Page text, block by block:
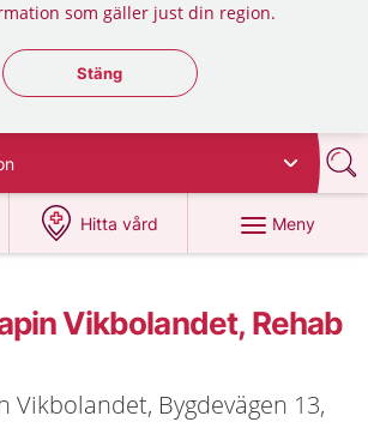
som gäller just din region.
Stäng regionsväljaren
Stäng
Hitta vård
på 1177.se
Meny
Vikbolandet, Rehab
Vikbolandet, Bygdevägen 13,